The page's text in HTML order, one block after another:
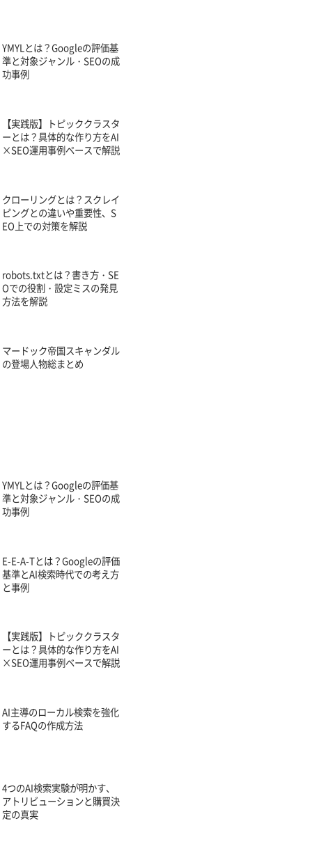
YMYLとは？Googleの評価基
準と対象ジャンル・SEOの成
功事例
【実践版】トピッククラスタ
ーとは？具体的な作り方をAI
×SEO運用事例ベースで解説
クローリングとは？スクレイ
ピングとの違いや重要性、S
EO上での対策を解説
robots.txtとは？書き方・SE
Oでの役割・設定ミスの発見
方法を解説
マードック帝国スキャンダル
の登場人物総まとめ
YMYLとは？Googleの評価基
準と対象ジャンル・SEOの成
功事例
E-E-A-Tとは？Googleの評価
基準とAI検索時代での考え方
と事例
【実践版】トピッククラスタ
ーとは？具体的な作り方をAI
×SEO運用事例ベースで解説
AI主導のローカル検索を強化
するFAQの作成方法
4つのAI検索実験が明かす、
アトリビューションと購買決
定の真実